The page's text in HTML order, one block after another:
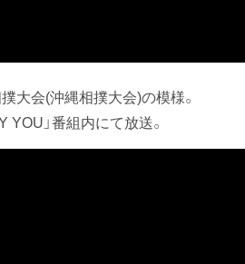
大会(沖縄相撲大会)の模様。
」番組内にて放送。